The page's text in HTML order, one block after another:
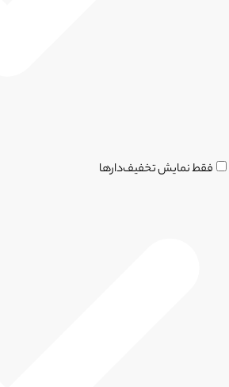
فقط نمایش تخفیف‌دارها